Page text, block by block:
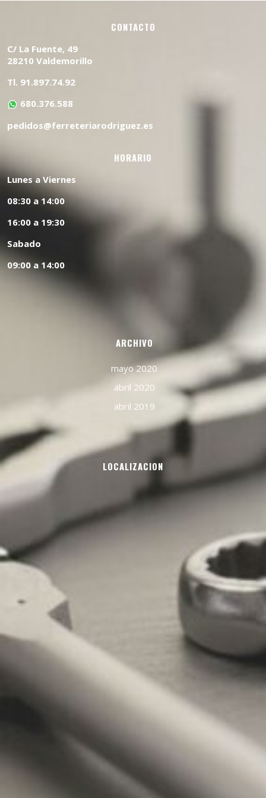
CONTACTO
C/ La Fuente, 49
28210 Valdemorillo
Tl. 91.897.74.92
680.376.588
pedidos@ferreteriarodriguez.es
HORARIO
Lunes a Viernes
08:30 a 14:00
16:00 a 19:30
Sabado
09:00 a 14:00
ARCHIVO
mayo 2020
abril 2020
abril 2019
LOCALIZACION